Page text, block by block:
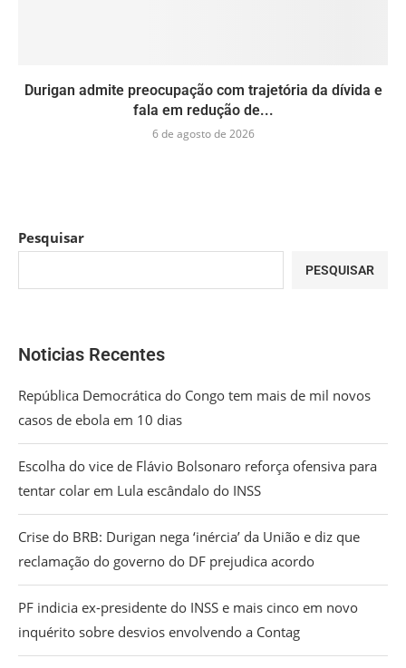
Durigan admite preocupação com trajetória da dívida e
fala em redução de...
6 de agosto de 2026
Pesquisar
PESQUISAR
Noticias Recentes
República Democrática do Congo tem mais de mil novos
casos de ebola em 10 dias
Escolha do vice de Flávio Bolsonaro reforça ofensiva para
tentar colar em Lula escândalo do INSS
Crise do BRB: Durigan nega ‘inércia’ da União e diz que
reclamação do governo do DF prejudica acordo
PF indicia ex-presidente do INSS e mais cinco em novo
inquérito sobre desvios envolvendo a Contag